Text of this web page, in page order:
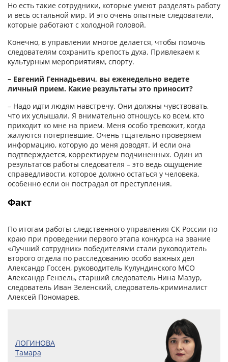
Но есть такие сотрудники, которые умеют разделять работу
и весь остальной мир. И это очень опытные следователи,
которые работают с холодной головой.
Конечно, в управлении многое делается, чтобы помочь
следователям сохранить крепость духа. Привлекаем к
культурным мероприятиям, спорту.
– Евгений Геннадьевич, вы еженедельно ведете
личный прием. Какие результаты это приносит?
– Надо идти людям навстречу. Они должны чувствовать,
что их услышали. Я внимательно отношусь ко всем, кто
приходит ко мне на прием. Меня особо тревожит, когда
жалуются потерпевшие. Очень тщательно проверяем
информацию, которую до меня доводят. И если она
подтверждается, корректируем подчиненных. Один из
результатов работы следователя – это ведь ощущение
справедливости, которое должно остаться у человека,
особенно если он пострадал от преступления.
Факт
По итогам работы следственного управления СК России по
краю при проведении первого этапа конкурса на звание
«Лучший сотрудник» победителями стали руководитель
второго отдела по расследованию особо важных дел
Александр Госсен, руководитель Кулундинского МСО
Александр Гензель, старший следователь Нина Мазур,
следователь Иван Зеленский, следователь-криминалист
Алексей Пономарев.
ЛОГИНОВА
Тамара